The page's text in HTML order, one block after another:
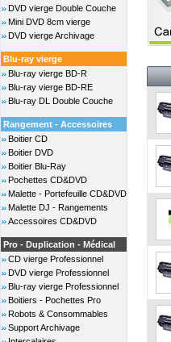
DVD vierge Double Couche
Mini DVD 8cm vierge
DVD vierge Archivage
Blu-ray vierge
Blu-ray vierge BD-R
Blu-ray vierge BD-RE
Blu-ray DL Double Couche
Rangement - Accessoires
Boitier CD
Boitier DVD
Boitier Blu-Ray
Pochettes CD&DVD
Malette - Portefeuille CD&DVD
Malette DJ - Rangements
Accessoires CD&DVD
Pro - Duplication - Médical
CD vierge Professionnel
DVD vierge Professionnel
Blu-ray vierge Professionnel
Boitiers - Pochettes Pro
Robots & Consommables
Support Archivage